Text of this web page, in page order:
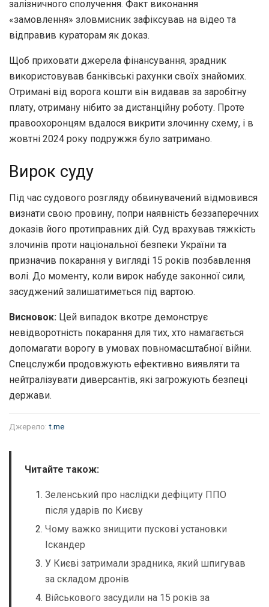
залізничного сполучення. Факт виконання
«замовлення» зловмисник зафіксував на відео та
відправив кураторам як доказ.
Щоб приховати джерела фінансування, зрадник
використовував банківські рахунки своїх знайомих.
Отримані від ворога кошти він видавав за заробітну
плату, отриману нібито за дистанційну роботу. Проте
правоохоронцям вдалося викрити злочинну схему, і в
жовтні 2024 року подружжя було затримано.
Вирок суду
Під час судового розгляду обвинувачений відмовився
визнати свою провину, попри наявність беззаперечних
доказів його протиправних дій. Суд врахував тяжкість
злочинів проти національної безпеки України та
призначив покарання у вигляді 15 років позбавлення
волі. До моменту, коли вирок набуде законної сили,
засуджений залишатиметься під вартою.
Висновок: Цей випадок вкотре демонструє
невідворотність покарання для тих, хто намагається
допомагати ворогу в умовах повномасштабної війни.
Спецслужби продовжують ефективно виявляти та
нейтралізувати диверсантів, які загрожують безпеці
держави.
Джерело: t.me
Читайте також:
Зеленський про наслідки дефіциту ППО
після ударів по Києву
Чому важко знищити пускові установки
Іскандер
У Києві затримали зрадника, який шпигував
за складом дронів
Військового засудили на 15 років за